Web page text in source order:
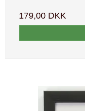
179,00 DKK